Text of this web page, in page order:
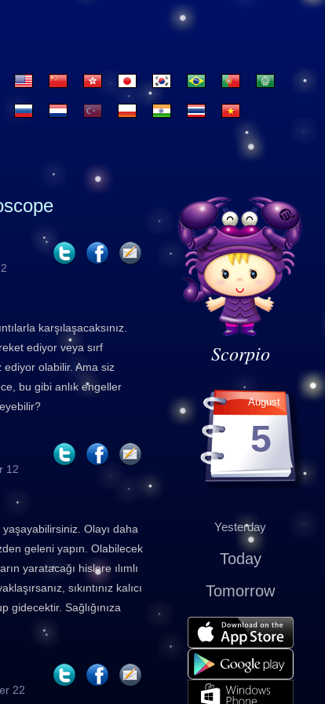
Scorpio
August
5
Yesterday
Today
Tomorrow
karşılaşacaksınız.
ediyor veya sırf
ediyor olabilir. Ama siz
bu gibi anlık engeller
12
Olayı daha
geleni yapın. Olabilecek
yaratacağı hislere ılımlı
sıkıntınız kalıcı
gidecektir. Sağlığınıza
22